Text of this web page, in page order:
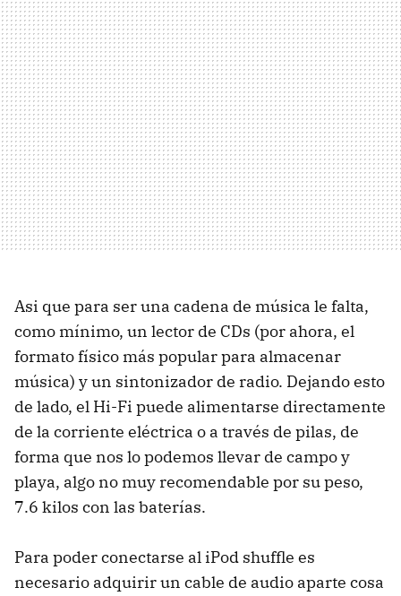
Asi que para ser una cadena de música le falta,
como mínimo, un lector de CDs (por ahora, el
formato físico más popular para almacenar
música) y un sintonizador de radio. Dejando esto
de lado, el Hi-Fi puede alimentarse directamente
de la corriente eléctrica o a través de pilas, de
forma que nos lo podemos llevar de campo y
playa, algo no muy recomendable por su peso,
7.6 kilos con las baterías.
Para poder conectarse al iPod shuffle es
necesario adquirir un cable de audio aparte cosa